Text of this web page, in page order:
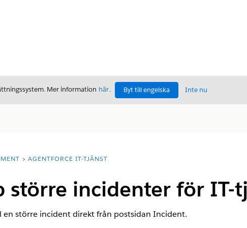
Mer information här. Byt till engelska Inte nu
AGENTFORCE IT-TJÄNST
större incidenter för IT-
större incident direkt från postsidan Incident.